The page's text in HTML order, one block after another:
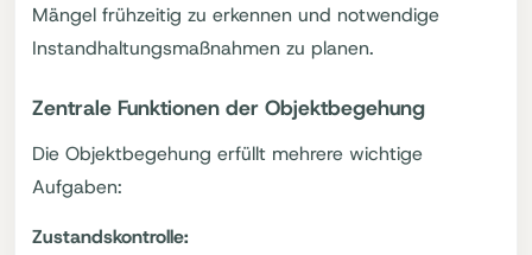
Mängel frühzeitig zu erkennen und notwendige
Instandhaltungsmaßnahmen zu planen.
Zentrale Funktionen der Objektbegehung
Die Objektbegehung erfüllt mehrere wichtige
Aufgaben:
Zustandskontrolle: